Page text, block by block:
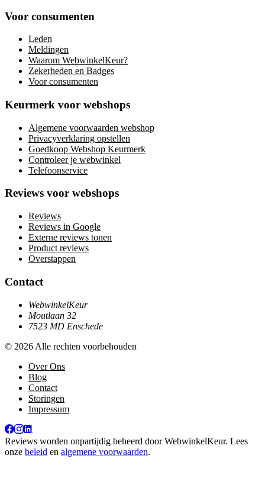
Voor consumenten
Leden
Meldingen
Waarom WebwinkelKeur?
Zekerheden en Badges
Voor consumenten
Keurmerk voor webshops
Algemene voorwaarden webshop
Privacyverklaring opstellen
Goedkoop Webshop Keurmerk
Controleer je webwinkel
Telefoonservice
Reviews voor webshops
Reviews
Reviews in Google
Externe reviews tonen
Product reviews
Overstappen
Contact
WebwinkelKeur
Moutlaan 32
7523 MD Enschede
© 2026 Alle rechten voorbehouden
Over Ons
Blog
Contact
Storingen
Impressum
Reviews worden onpartijdig beheerd doorWebwinkelKeur. Lees
onze beleid en algemene voorwaarden.